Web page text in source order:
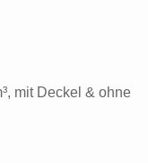
mit Deckel & ohne